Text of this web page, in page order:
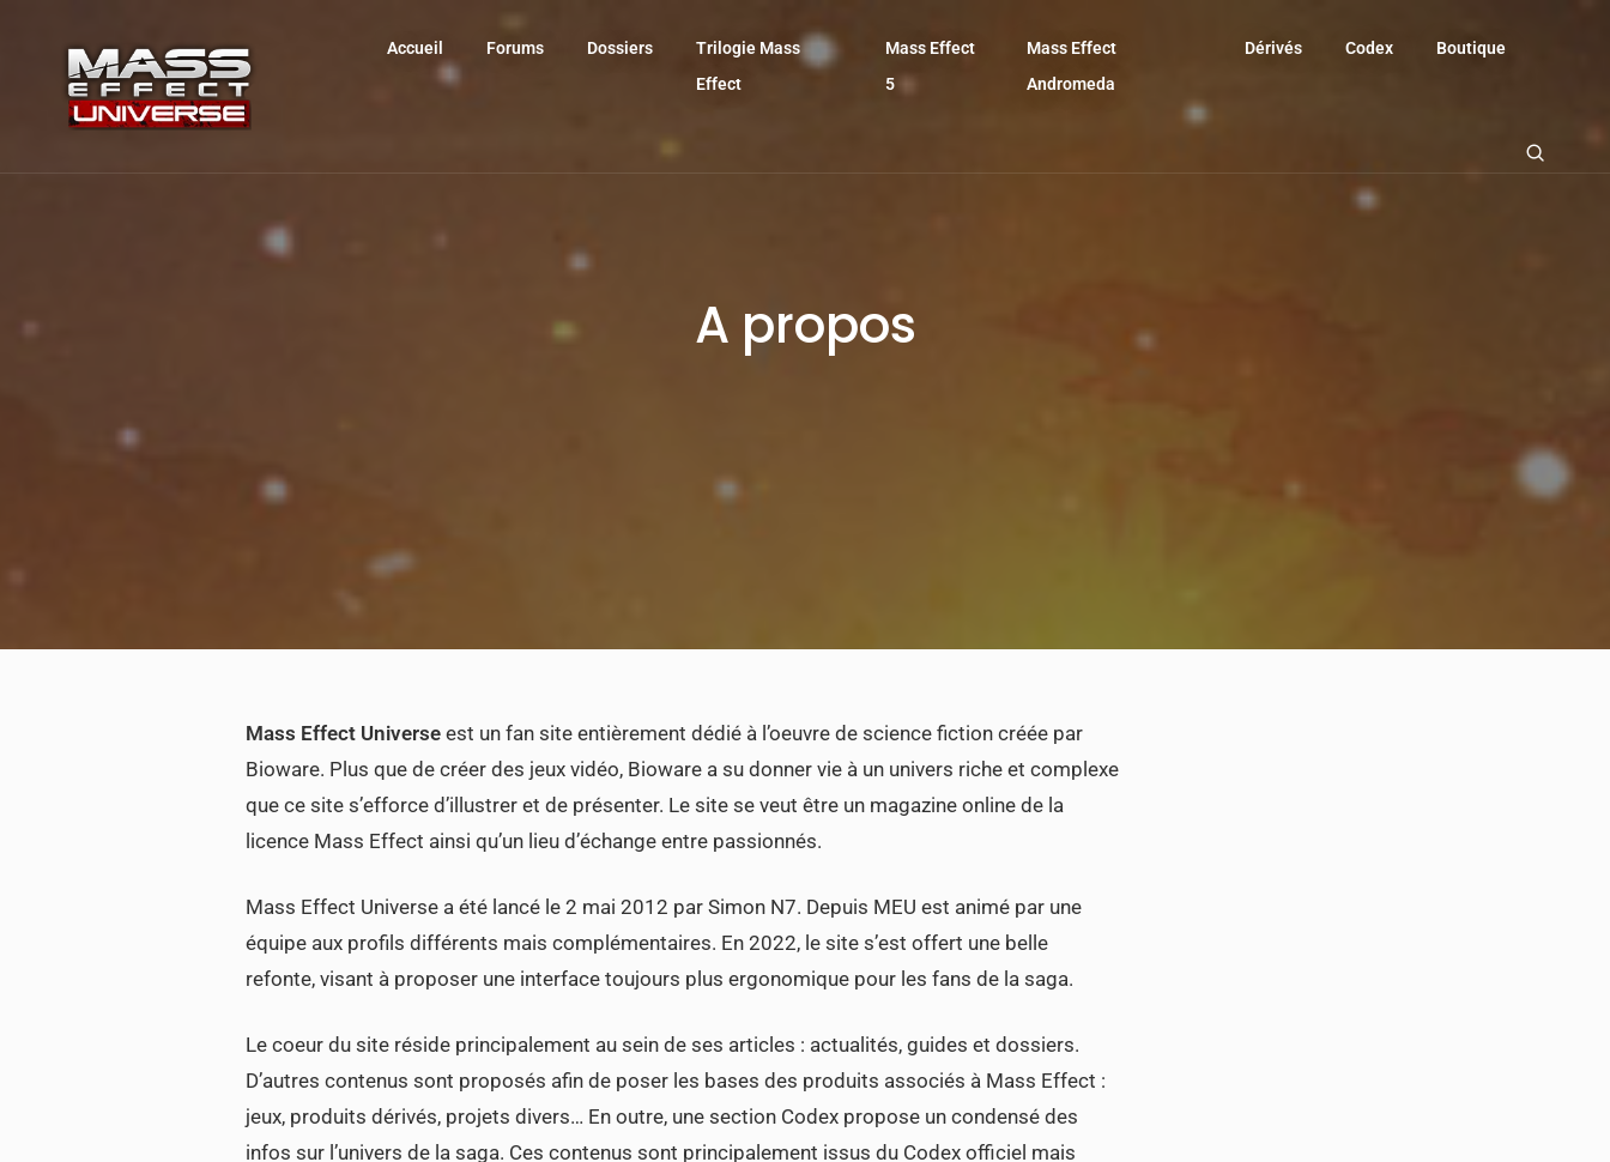
Accueil Forums Dossiers
Trilogie Mass
Effect
Mass Effect
5
Mass Effect
Andromeda
Dérivés Codex Boutique
A propos
Mass Effect Universeest un fan site entièrement dédié à l’oeuvre de science fiction créée par
Bioware. Plus que de créer des jeux vidéo, Bioware a su donner vie à un univers riche et complexe
que ce site s’efforce d’illustrer et de présenter. Le site se veut être un magazine online de la
licence Mass Effect ainsi qu’un lieu d’échange entre passionnés.
Mass Effect Universe a été lancé le 2 mai 2012 par Simon N7. Depuis MEU est animé par une
équipe aux profils différents mais complémentaires. En 2022, le site s’est offert une belle
refonte, visant à proposer une interface toujours plus ergonomique pour les fans de la saga.
Le coeur du site réside principalement au sein de ses articles : actualités, guides et dossiers.
D’autres contenus sont proposés afin de poser les bases des produits associés à Mass Effect :
jeux, produits dérivés, projets divers… En outre, une section Codex propose un condensé des
infos sur l’univers de la saga. Ces contenus sont principalement issus du Codex officiel mais